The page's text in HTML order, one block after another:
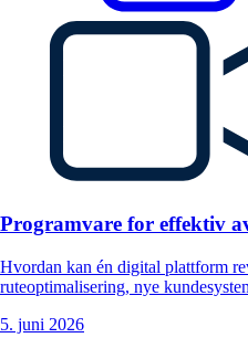
Programvare for effektiv
Hvordan kan én digital plattform
ruteoptimalisering, nye
5. juni 2026